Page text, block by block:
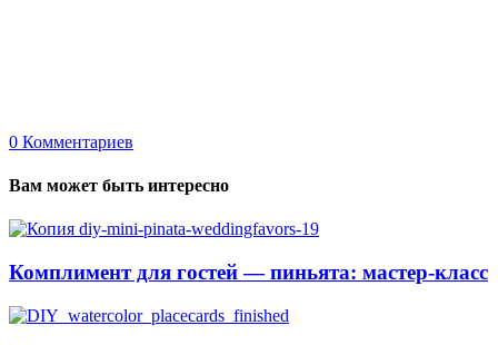
0 Комментариев
Вам может быть интересно
Комплимент для гостей — пиньята: мастер-класс